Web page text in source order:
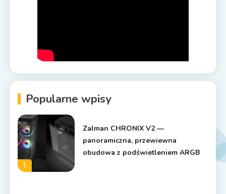
Popularne wpisy
1
Zalman CHRONIX V2 —
panoramiczna, przewiewna
obudowa z podświetleniem ARGB